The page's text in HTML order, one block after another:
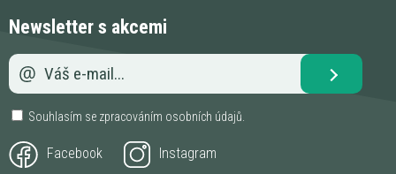
Newsletter s akcemi
Souhlasím se zpracováním osobních údajů.
Facebook Instagram